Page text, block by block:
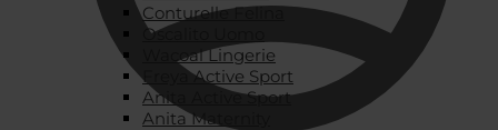
Conturelle Felina
Oscalito Uomo
Wacoal Lingerie
Freya Active Sport
Anita Active Sport
Anita Maternity